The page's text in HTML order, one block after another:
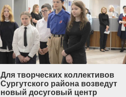
Для творческих коллективов
Сургутского района возведут
новый досуговый центр